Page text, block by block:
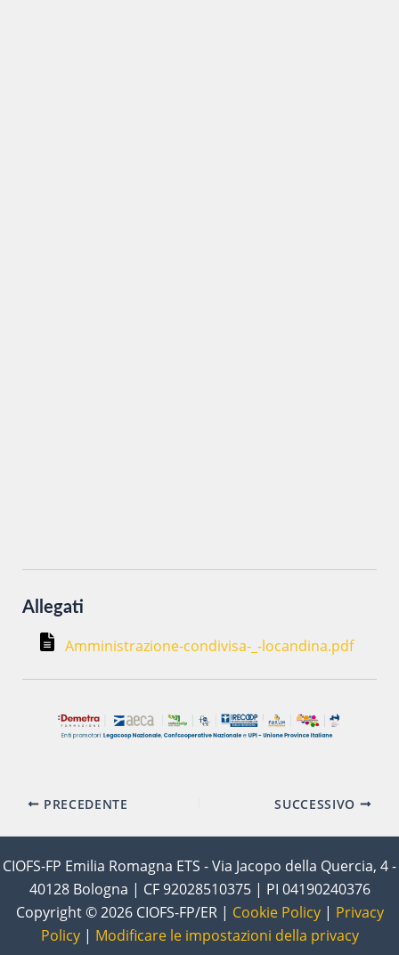
Allegati
Amministrazione-condivisa-_-locandina.pdf
Navigazione
PRECEDENTE SUCCESSIVO
CIOFS-FP Emilia Romagna ETS - Via Jacopo della Quercia, 4 -
40128 Bologna | CF 92028510375 | PI 04190240376
Copyright © 2026 CIOFS-FP/ER | Cookie Policy| Privacy
Policy| Modificare le impostazioni della privacy